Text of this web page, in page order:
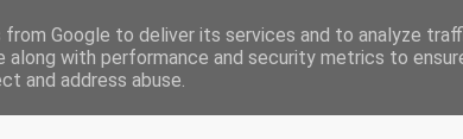
Google to deliver its services and to analyze
along with performance and security metrics to
and address abuse.